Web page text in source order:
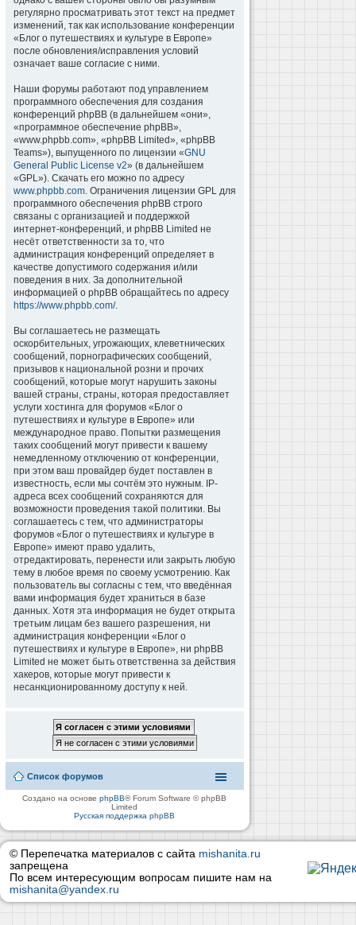
регулярно просматривать этот текст на предмет
изменений, так как использование конференции
«Блог о путешествиях и культуре в Европе»
после обновления/исправления условий
означает ваше согласие с ними.
Наши форумы работают под управлением
программного обеспечения для создания
конференций phpBB (в дальнейшем «они»,
«программное обеспечение phpBB»,
«www.phpbb.com», «phpBB Limited», «phpBB
Teams»), выпущенного по лицензии «GNU
General Public License v2» (в дальнейшем
«GPL»). Скачать его можно по адресу
www.phpbb.com. Ограничения лицензии GPL для
программного обеспечения phpBB строго
связаны с организацией и поддержкой
интернет-конференций, и phpBB Limited не
несёт ответственности за то, что
администрация конференций определяет в
качестве допустимого содержания и/или
поведения в них. За дополнительной
информацией о phpBB обращайтесь по адресу
https://www.phpbb.com/.
Вы соглашаетесь не размещать
оскорбительных, угрожающих, клеветнических
сообщений, порнографических сообщений,
призывов к национальной розни и прочих
сообщений, которые могут нарушить законы
вашей страны, страны, которая предоставляет
услуги хостинга для форумов «Блог о
путешествиях и культуре в Европе» или
международное право. Попытки размещения
таких сообщений могут привести к вашему
немедленному отключению от конференции,
при этом ваш провайдер будет поставлен в
известность, если мы сочтём это нужным. IP-
адреса всех сообщений сохраняются для
возможности проведения такой политики. Вы
соглашаетесь с тем, что администраторы
форумов «Блог о путешествиях и культуре в
Европе» имеют право удалить,
отредактировать, перенести или закрыть любую
тему в любое время по своему усмотрению. Как
пользователь вы согласны с тем, что введённая
вами информация будет храниться в базе
данных. Хотя эта информация не будет открыта
третьим лицам без вашего разрешения, ни
администрация конференции «Блог о
путешествиях и культуре в Европе», ни phpBB
Limited не может быть ответственна за действия
хакеров, которые могут привести к
несанкционированному доступу к ней.
Список форумов
Создано на основеphpBB® Forum Software © phpBB
Limited
Русская поддержка phpBB
© Перепечатка материалов с сайта mishanita.ru
запрещена
По всем интересующим вопросам пишите нам на
mishanita@yandex.ru